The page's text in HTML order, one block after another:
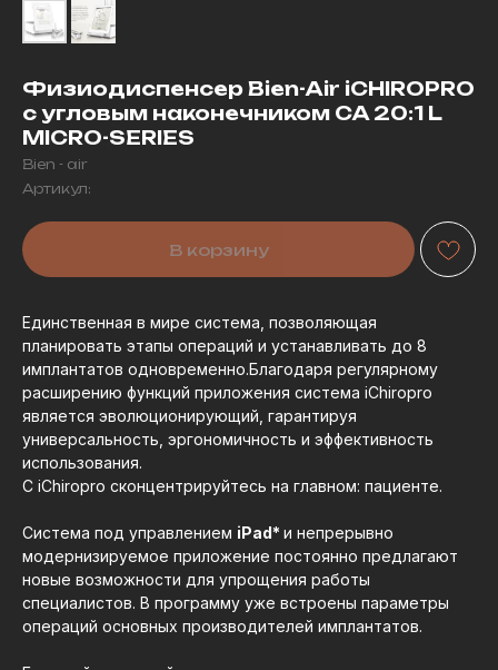
Физиодиспенсер Bien-Air iCHIROPRO
с угловым наконечником CA 20:1 L
MICRO-SERIES
Bien - air
Артикул:
В корзину
Единственная в мире система, позволяющая
планировать этапы операций и устанавливать до 8
имплантатов одновременно.Благодаря регулярному
расширению функций приложения система iChiropro
является эволюционирующий, гарантируя
универсальность, эргономичность и эффективность
использования.
С iChiropro сконцентрируйтесь на главном: пациенте.
Система под управлением iPad* и непрерывно
модернизируемое приложение постоянно предлагают
новые возможности для упрощения работы
специалистов. В программу уже встроены параметры
операций основных производителей имплантатов.